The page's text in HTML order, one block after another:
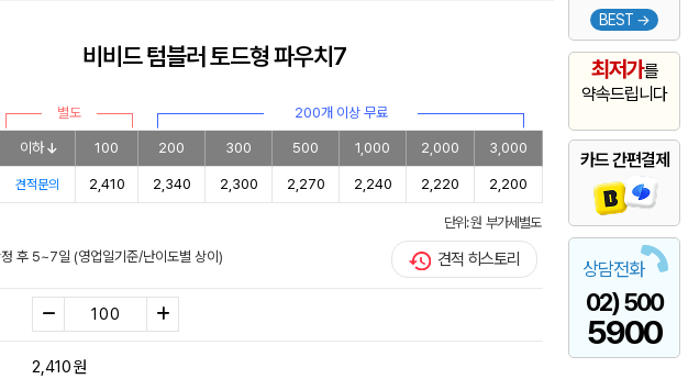
BEST →
최저가를
약속드립니다
카드 간편결제
상담전화
02) 500
5900
비비드 텀블러 토드형 파우치7
별도 200개 이상 무료
이하 100 200 300 500 1,000 2,000 3,000
견적문의 2,410 2,340 2,300 2,270 2,240 2,220 2,200
단위: 원 부가세별도
후 5~7일 (영업일기준/난이도별 상이) 견적 히스토리
2,410원